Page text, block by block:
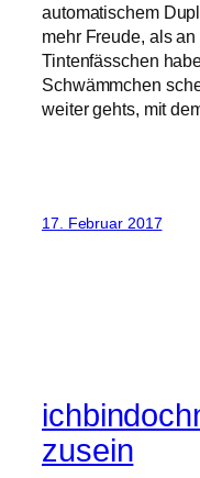
automatischem
mehr Freude, als
Tintenfässchen
Schwämmchen
weiter gehts, mit
17. Februar 2017
zusein